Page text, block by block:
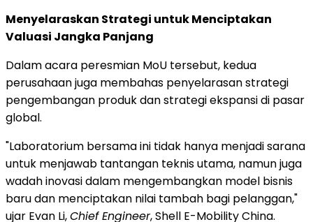
Menyelaraskan Strategi untuk Menciptakan
Valuasi Jangka Panjang
Dalam acara peresmian MoU tersebut, kedua
perusahaan juga membahas penyelarasan strategi
pengembangan produk dan strategi ekspansi di pasar
global.
"Laboratorium bersama ini tidak hanya menjadi sarana
untuk menjawab tantangan teknis utama, namun juga
wadah inovasi dalam mengembangkan model bisnis
baru dan menciptakan nilai tambah bagi pelanggan,"
ujar Evan Li,Chief Engineer, Shell E-Mobility China.